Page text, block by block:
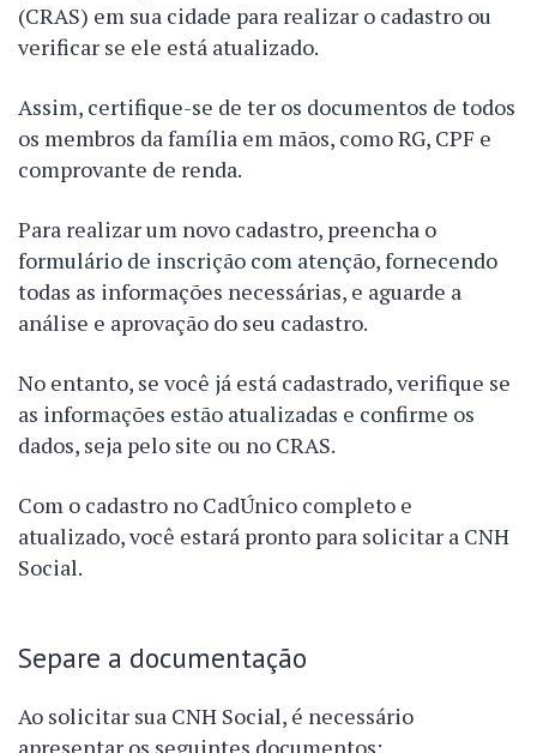
(CRAS) em sua cidade para realizar o cadastro ou
verificar se ele está atualizado.
Assim, certifique-se de ter os documentos de todos
os membros da família em mãos, como RG, CPF e
comprovante de renda.
Para realizar um novo cadastro, preencha o
formulário de inscrição com atenção, fornecendo
todas as informações necessárias, e aguarde a
análise e aprovação do seu cadastro.
No entanto, se você já está cadastrado, verifique se
as informações estão atualizadas e confirme os
dados, seja pelo site ou no CRAS.
Com o cadastro no CadÚnico completo e
atualizado, você estará pronto para solicitar a CNH
Social.
Separe a documentação
Ao solicitar sua CNH Social, é necessário
apresentar os seguintes documentos: